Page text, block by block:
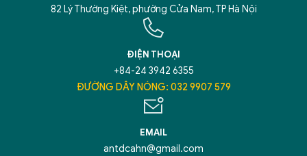
82 Lý Thường Kiệt, phường Cửa Nam, TP Hà Nội
ĐIỆN THOẠI
+84-24 3942 6355
ĐƯỜNG DÂY NÓNG: 032 9907 579
EMAIL
antdcahn@gmail.com